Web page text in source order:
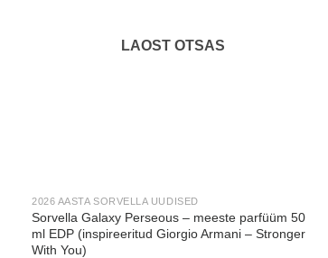
LAOST OTSAS
2026 AASTA SORVELLA UUDISED
Sorvella Galaxy Perseous – meeste parfüüm 50
ml EDP (inspireeritud Giorgio Armani – Stronger
With You)